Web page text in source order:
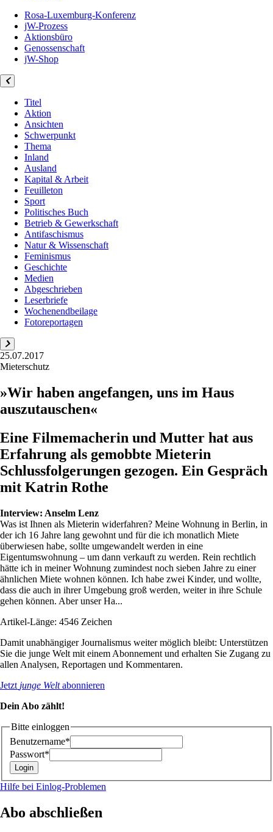
Rosa-Luxemburg-Konferenz
jW-Prozess
Aktionsbüro
Genossenschaft
jW-Shop
Titel
Aktion
Ansichten
Schwerpunkt
Thema
Inland
Ausland
Kapital & Arbeit
Feuilleton
Sport
Politisches Buch
Betrieb & Gewerkschaft
Antifaschismus
Natur & Wissenschaft
Feminismus
Geschichte
Medien
Abgeschrieben
Leserbriefe
Wochenendbeilage
Fotoreportagen
25.07.2017
Mieterschutz
»Wir haben angefangen, uns im Haus
auszutauschen«
Eine Filmemacherin und Mutter hat aus
Erfahrung als gemobbte Mieterin
Schlussfolgerungen gezogen. Ein Gespräch
mit Katrin Rothe
Interview: Anselm Lenz
Was ist Ihnen als Mieterin widerfahren? Meine Wohnung in Berlin, in
der ich 16 Jahre lang gewohnt und für die ich monatlich Miete
überwiesen habe, sollte umgewandelt werden in eine
Eigentumswohnung – um dann verkauft zu werden. Rein rechtlich
hätte ich in meiner Wohnung zumindest noch sieben Jahre zu einer
ähnlichen Miete wohnen können. Ich habe zwei Kinder, und wollte,
dass die auch in ihrer Umgebung groß werden, weiter in ihre Schule
gehen können. Aber unser Ha...
Artikel-Länge: 4546 Zeichen
Damit unabhängiger Journalismus weiter möglich bleibt: Unterstützen
Sie die junge Welt mit einem Abonnement und erhalten Sie Zugang zu
allen Analysen, Reportagen und Kommentaren.
Jetzt junge Weltabonnieren
Dein Abo zählt!
Bitte einloggen
Benutzername*
Passwort*
Hilfe bei Einlog-Problemen
Abo abschließen